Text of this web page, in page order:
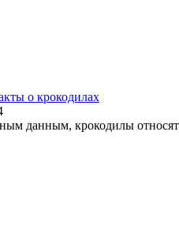
о крокодилах
данным, крокодилы